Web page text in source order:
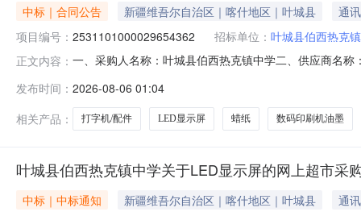
中标｜合同公告 新疆维吾尔自治区｜喀什地区｜叶城县
通
项目编号： 2531101000029654362 招标单位： 叶城县伯西热克
正文内容： 一、采购人名称：叶城县伯西热克镇中学二、供应商名
P1.25平方米1.004654652PAULMANNP号DD0008LA打
发布时间： 2026-08-06 01:04
相关产品：
打字机/配件 LED显示屏 蜡纸 数码印刷机油墨
叶城县伯西热克镇中学关于LED显示屏的网上超市采
中标｜中标通知 新疆维吾尔自治区｜喀什地区｜叶城县
通